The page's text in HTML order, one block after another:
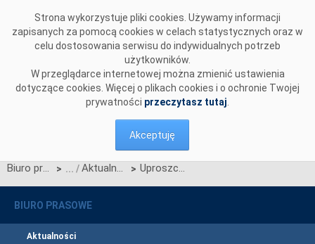
Strona wykorzystuje pliki cookies. Używamy informacji
zapisanych za pomocą cookies w celach statystycznych oraz w
celu dostosowania serwisu do indywidualnych potrzeb
użytkowników.
W przeglądarce internetowej można zmienić ustawienia
dotyczące cookies. Więcej o plikach cookies i o ochronie Twojej
prywatności przeczytasz tutaj
Akceptuję
Biuro prasowe > Aktualności > Uproszczenie wniosków o rekompensaty finansowe z tytułu Redysponowania Nierynkowego instalacji PV
BIURO PRASOWE
Aktualności